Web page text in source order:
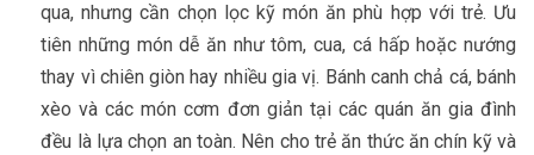
qua, nhưng cần chọn lọc kỹ món ăn phù hợp với trẻ. Ưu
tiên những món dễ ăn như tôm, cua, cá hấp hoặc nướng
thay vì chiên giòn hay nhiều gia vị. Bánh canh chả cá, bánh
xèo và các món cơm đơn giản tại các quán ăn gia đình
đều là lựa chọn an toàn. Nên cho trẻ ăn thức ăn chín kỹ và